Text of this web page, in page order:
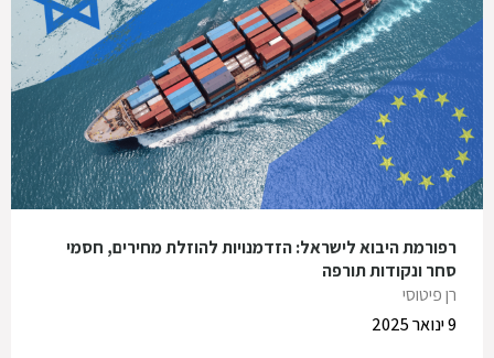
רפורמת היבוא לישראל: הזדמנויות להוזלת מחירים, חסמי
סחר ונקודות תורפה
רן פיטוסי
9 ינואר 2025